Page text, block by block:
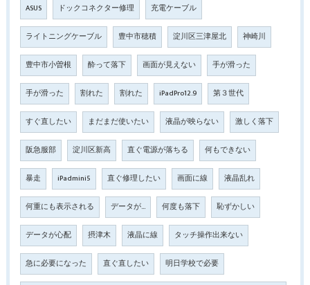
ASUS ドックコネクター修理 充電ケーブル
ライトニングケーブル 豊中市穂積 淀川区三津屋北 神崎川
豊中市小曽根 酔って落下 画面が見えない 手が滑った
手が滑った 割れた 割れた iPadPro12.9 第３世代
すぐ直したい まだまだ使いたい 液晶が映らない 激しく落下
阪急服部 淀川区新高 直ぐ電源が落ちる 何もできない
暴走 iPadmini5 直ぐ修理したい 画面に線 液晶乱れ
何重にも表示される データが… 何度も落下 恥ずかしい
データが心配 摂津木 液晶に線 タッチ操作出来ない
急に必要になった 直ぐ直したい 明日学校で必要